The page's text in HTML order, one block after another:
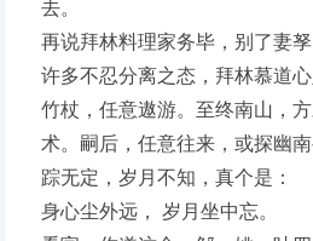
去。
再说拜林料理家务毕，别了妻
许多不忍分离之态，拜林慕道
竹杖，任意遨游。至终南山，
术。嗣后，任意往来，或探幽
踪无定，岁月不知，真个是：
身心尘外远， 岁月坐中忘。